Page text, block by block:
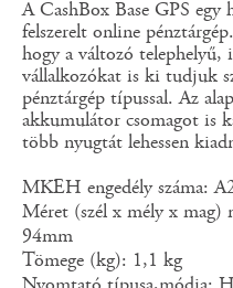
A CashBox Base GPS egy
felszerelt online
hogy a változó telephelyű,
vállalkozókat is ki tudjuk
pénztárgép típussal. Az
akkumulátor csomagot is
több nyugtát lehessen
MKEH engedély száma:
Méret (szél x mély x
94mm
Tömege (kg): 1,1 kg